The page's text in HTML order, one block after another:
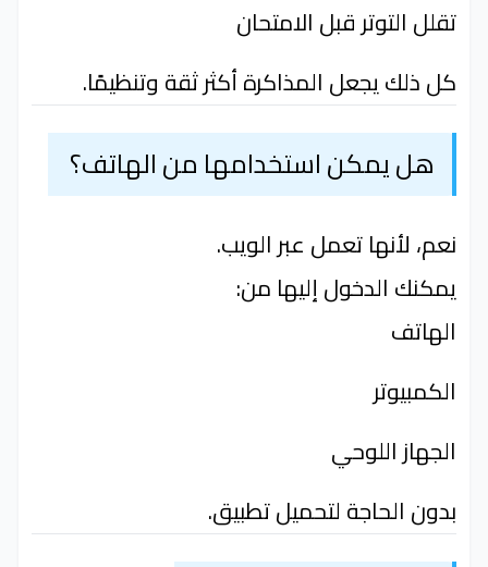
تقلل التوتر قبل الامتحان
كل ذلك يجعل المذاكرة أكثر ثقة وتنظيمًا.
هل يمكن استخدامها من الهاتف؟
نعم، لأنها تعمل عبر الويب.
يمكنك الدخول إليها من:
الهاتف
الكمبيوتر
الجهاز اللوحي
بدون الحاجة لتحميل تطبيق.